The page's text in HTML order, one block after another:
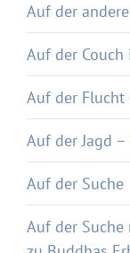
Auf der
Auf der Couch
Auf der Flucht
Auf der Jagd
Auf der Suche
Auf der Suche